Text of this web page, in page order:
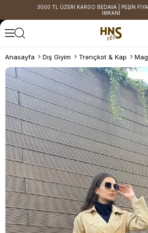
3000 TL ÜZERİ KARGO BEDAVA | PEŞİN
İMKANI
Anasayfa Dış Giyim Trençkot & Kap